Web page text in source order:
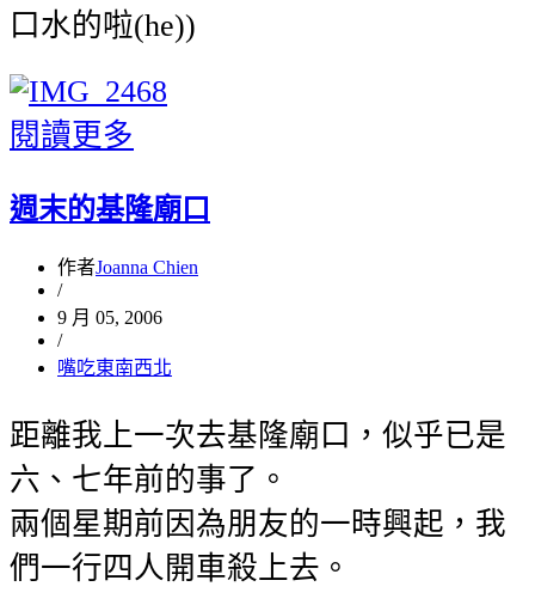
口水的啦(he))
閱讀更多
週末的基隆廟口
作者Joanna Chien
/
9 月 05, 2006
/
嘴吃東南西北
距離我上一次去基隆廟口，似乎已是
六、七年前的事了。
兩個星期前因為朋友的一時興起，我
們一行四人開車殺上去。